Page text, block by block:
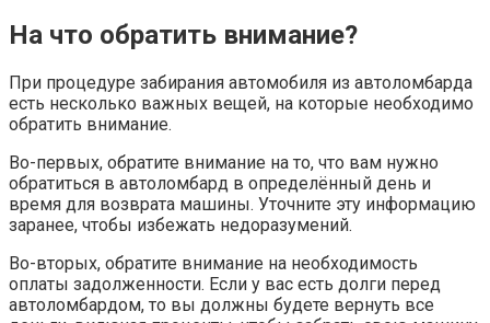
На что обратить внимание?
При процедуре забирания автомобиля из автоломбарда
есть несколько важных вещей, на которые необходимо
обратить внимание.
Во-первых, обратите внимание на то, что вам нужно
обратиться в автоломбард в определённый день и
время для возврата машины. Уточните эту информацию
заранее, чтобы избежать недоразумений.
Во-вторых, обратите внимание на необходимость
оплаты задолженности. Если у вас есть долги перед
автоломбардом, то вы должны будете вернуть все